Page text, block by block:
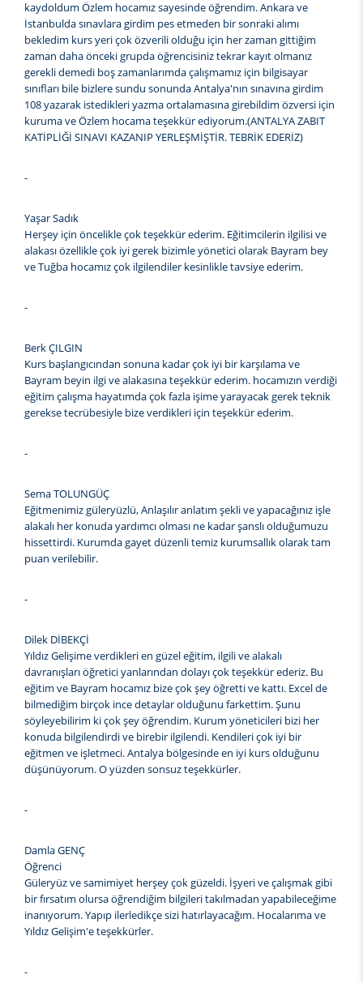
kaydoldum Özlem hocamız sayesinde öğrendim. Ankara ve
İstanbulda sınavlara girdim pes etmeden bir sonraki alımı
bekledim kurs yeri çok özverili olduğu için her zaman gittiğim
zaman daha önceki grupda öğrencisiniz tekrar kayıt olmanız
gerekli demedi boş zamanlarımda çalışmamız için bilgisayar
sınıfları bile bizlere sundu sonunda Antalya'nın sınavına girdim
108 yazarak istedikleri yazma ortalamasına girebildim özversi için
kuruma ve Özlem hocama teşekkür ediyorum.(ANTALYA ZABIT
KATİPLİĞİ SINAVI KAZANIP YERLEŞMİŞTİR. TEBRİK EDERİZ)
-
Yaşar Sadık
Herşey için öncelikle çok teşekkür ederim. Eğitimcilerin ilgilisi ve
alakası özellikle çok iyi gerek bizimle yönetici olarak Bayram bey
ve Tuğba hocamız çok ilgilendiler kesinlikle tavsiye ederim.
-
Berk ÇILGIN
Kurs başlangıcından sonuna kadar çok iyi bir karşılama ve
Bayram beyin ilgi ve alakasına teşekkür ederim. hocamızın verdiği
eğitim çalışma hayatımda çok fazla işime yarayacak gerek teknik
gerekse tecrübesiyle bize verdikleri için teşekkür ederim.
-
Sema TOLUNGÜÇ
Eğitmenimiz güleryüzlü, Anlaşılır anlatım şekli ve yapacağınız işle
alakalı her konuda yardımcı olması ne kadar şanslı olduğumuzu
hissettirdi. Kurumda gayet düzenli temiz kurumsallık olarak tam
puan verilebilir.
-
Dilek DİBEKÇİ
Yıldız Gelişime verdikleri en güzel eğitim, ilgili ve alakalı
davranışları öğretici yanlarından dolayı çok teşekkür ederiz. Bu
eğitim ve Bayram hocamız bize çok şey öğretti ve kattı. Excel de
bilmediğim birçok ince detaylar olduğunu farkettim. Şunu
söyleyebilirim ki çok şey öğrendim. Kurum yöneticileri bizi her
konuda bilgilendirdi ve birebir ilgilendi. Kendileri çok iyi bir
eğitmen ve işletmeci. Antalya bölgesinde en iyi kurs olduğunu
düşünüyorum. O yüzden sonsuz teşekkürler.
-
Damla GENÇ
Öğrenci
Güleryüz ve samimiyet herşey çok güzeldi. İşyeri ve çalışmak gibi
bir fırsatım olursa öğrendiğim bilgileri takılmadan yapabileceğime
inanıyorum. Yapıp ilerledikçe sizi hatırlayacağım. Hocalarıma ve
Yıldız Gelişim'e teşekkürler.
-